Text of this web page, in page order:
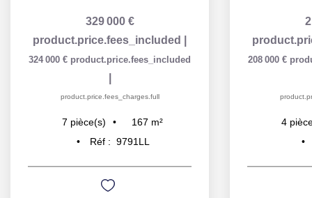
329 000 €
product.price.fees_included
324 000 € product.price.fees_included
product.price.fees_charges.full
7 pièce(s) 167 m²
Réf : 9791LL
208 000 €
4